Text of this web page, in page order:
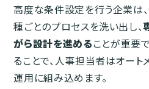
高度な条件設定を行う企業は
種ごとのプロセスを洗い出し、
がら設計を進めることが重要
ることで、人事担当者はオート
運用に組み込めます。